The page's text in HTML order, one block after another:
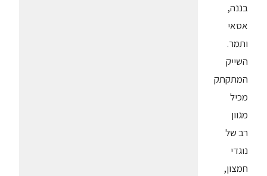
בננה,
אסאי
ותמר.
השייק
המתקתק
מכיל
מגוון
רב של
נוגדי
חמצון,